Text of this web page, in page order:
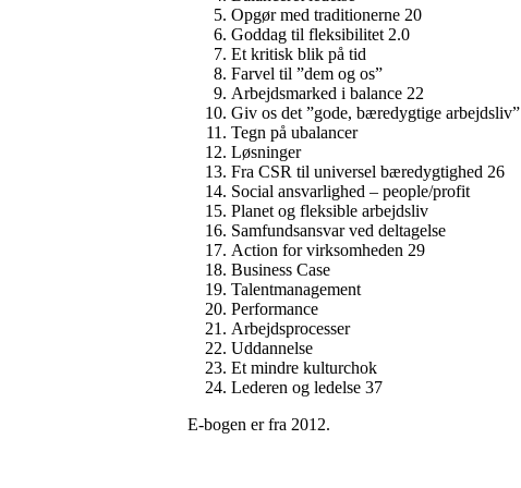
Opgør med traditionerne 20
Goddag til fleksibilitet 2.0
Et kritisk blik på tid
Farvel til ”dem og os”
Arbejdsmarked i balance 22
Giv os det ”gode, bæredygtige arbejdsliv”
Tegn på ubalancer
Løsninger
Fra CSR til universel bæredygtighed 26
Social ansvarlighed – people/profit
Planet og fleksible arbejdsliv
Samfundsansvar ved deltagelse
Action for virksomheden 29
Business Case
Talentmanagement
Performance
Arbejdsprocesser
Uddannelse
Et mindre kulturchok
Lederen og ledelse 37
E-bogen er fra 2012.